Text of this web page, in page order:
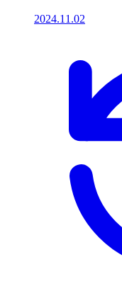
2024.11.02